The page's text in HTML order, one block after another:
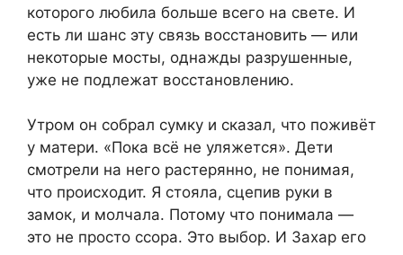
которого любила больше всего на свете. И
есть ли шанс эту связь восстановить — или
некоторые мосты, однажды разрушенные,
уже не подлежат восстановлению.
Утром он собрал сумку и сказал, что поживёт
у матери. «Пока всё не уляжется». Дети
смотрели на него растерянно, не понимая,
что происходит. Я стояла, сцепив руки в
замок, и молчала. Потому что понимала —
это не просто ссора. Это выбор. И Захар его